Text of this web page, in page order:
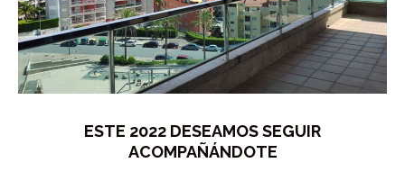
ESTE 2022 DESEAMOS SEGUIR
ACOMPAÑÁNDOTE